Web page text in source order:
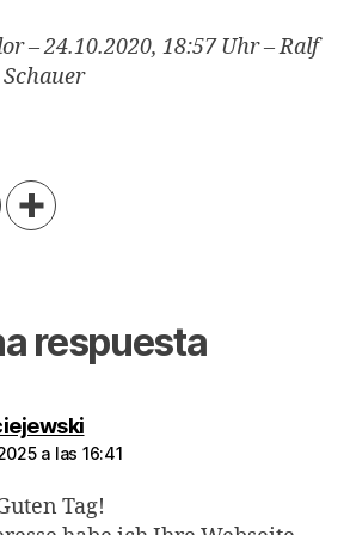
– 24.10.2020, 18:57 Uhr – Ralf
respuesta
dice:
a las 16:41
Tag!